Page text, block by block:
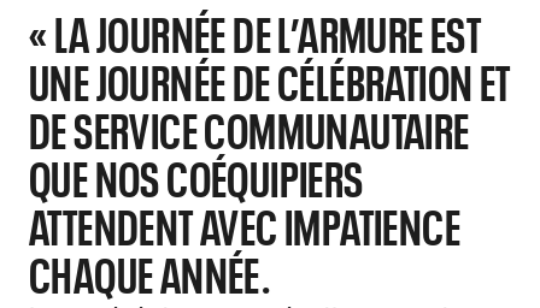
« LA JOURNÉE DE L’ARMURE EST
UNE JOURNÉE DE CÉLÉBRATION ET
DE SERVICE COMMUNAUTAIRE
QUE NOS COÉQUIPIERS
ATTENDENT AVEC IMPATIENCE
CHAQUE ANNÉE.